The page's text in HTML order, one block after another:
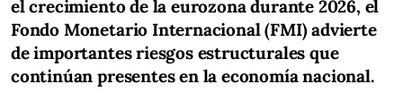
el crecimiento de la eurozona durante 2026, el
Fondo Monetario Internacional (FMI) advierte
de importantes riesgos estructurales que
continúan presentes en la economía nacional.